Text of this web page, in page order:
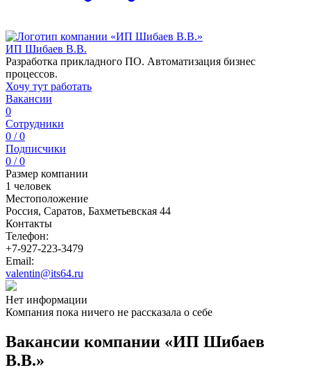
ИП Шибаев В.В.
Разработка прикладного ПО. Автоматизация бизнес
процессов.
Хочу тут работать
Вакансии
0
Сотрудники
0 / 0
Подписчики
0 / 0
Размер компании
1 человек
Местоположение
Россия, Саратов, Бахметьевская 44
Контакты
Телефон:
+7-927-223-3479
Email:
valentin@its64.ru
Нет информации
Компания пока ничего не рассказала о себе
Вакансии компании «ИП Шибаев
В.В.»